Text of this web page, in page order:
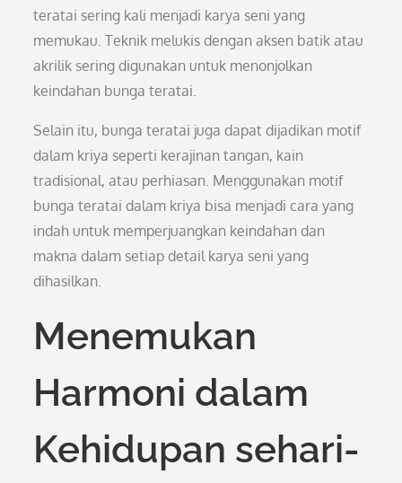
teratai sering kali menjadi karya seni yang
memukau. Teknik melukis dengan aksen batik atau
akrilik sering digunakan untuk menonjolkan
keindahan bunga teratai.
Selain itu, bunga teratai juga dapat dijadikan motif
dalam kriya seperti kerajinan tangan, kain
tradisional, atau perhiasan. Menggunakan motif
bunga teratai dalam kriya bisa menjadi cara yang
indah untuk memperjuangkan keindahan dan
makna dalam setiap detail karya seni yang
dihasilkan.
Menemukan
Harmoni dalam
Kehidupan sehari-